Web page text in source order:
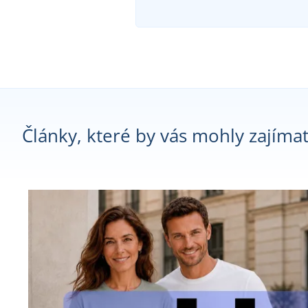
Články, které by vás mohly